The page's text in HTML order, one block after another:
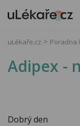
uLékaře.cz Poradna
Adipex -
Dobrý den